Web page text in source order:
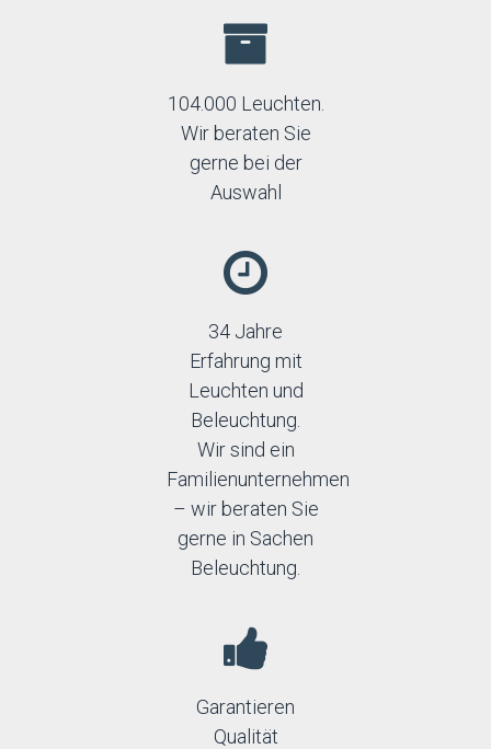
104.000 Leuchten.
Wir beraten Sie
gerne bei der
Auswahl
34 Jahre
Erfahrung mit
Leuchten und
Beleuchtung.
Wir sind ein
Familienunternehmen
– wir beraten Sie
gerne in Sachen
Beleuchtung.
Garantieren
Qualität